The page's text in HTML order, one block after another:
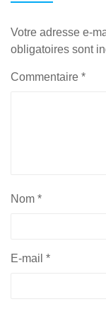
Votre adresse e-
obligatoires sont
Commentaire *
Nom *
E-mail *